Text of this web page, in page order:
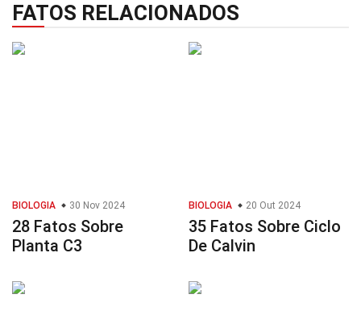
FATOS RELACIONADOS
BIOLOGIA 30 Nov 2024
28 Fatos Sobre
Planta C3
BIOLOGIA 20 Out 2024
35 Fatos Sobre Ciclo
De Calvin